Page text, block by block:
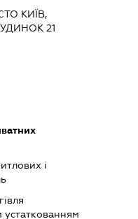
КИЇВ,
21
і
устаткованням